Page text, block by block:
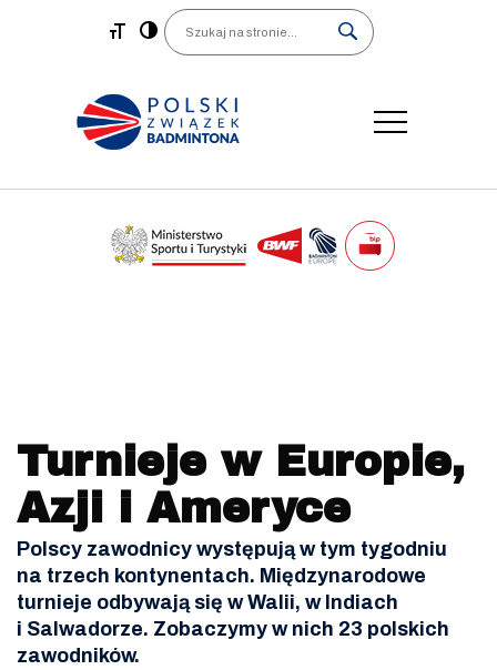
Main Navigation
Search
Turnieje w Europie,
Azji i Ameryce
Polscy zawodnicy występują w tym tygodniu
na trzech kontynentach. Międzynarodowe
turnieje odbywają się w Walii, w Indiach
i Salwadorze. Zobaczymy w nich 23 polskich
zawodników.